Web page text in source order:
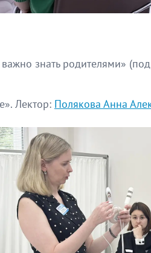
знать родителями»
Лектор: Полякова Анна